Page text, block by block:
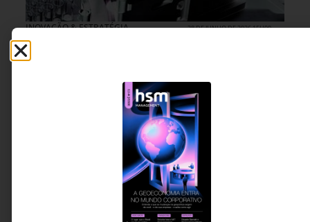
INOVAÇÃO & ESTRATÉGIA 28 DE JUNHO DE 2026 15H00
Quando o acesso vira a estratégia da
indústria farmacêutica
Com Sérgio Frangioni e a Blanver como pontos
de observação, o terceiro artigo da série sobre a
indústria farmacêutica brasileira investiga como
decisões empresariais, PDPs, IFAs e produção
local podem aproximar inovação farmacêutica da
vida concreta dos pacientes.
Rodrigo Magnago - CEO da
13 MINUTOS MIN DE LEITURA